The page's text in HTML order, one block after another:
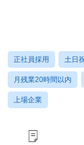
正社員採用 土日
月残業20時間以内
上場企業